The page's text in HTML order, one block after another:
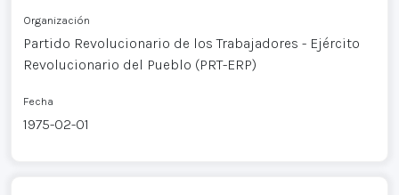
Organización
Partido Revolucionario de los Trabajadores - Ejército
Revolucionario del Pueblo (PRT-ERP)
Fecha
1975-02-01